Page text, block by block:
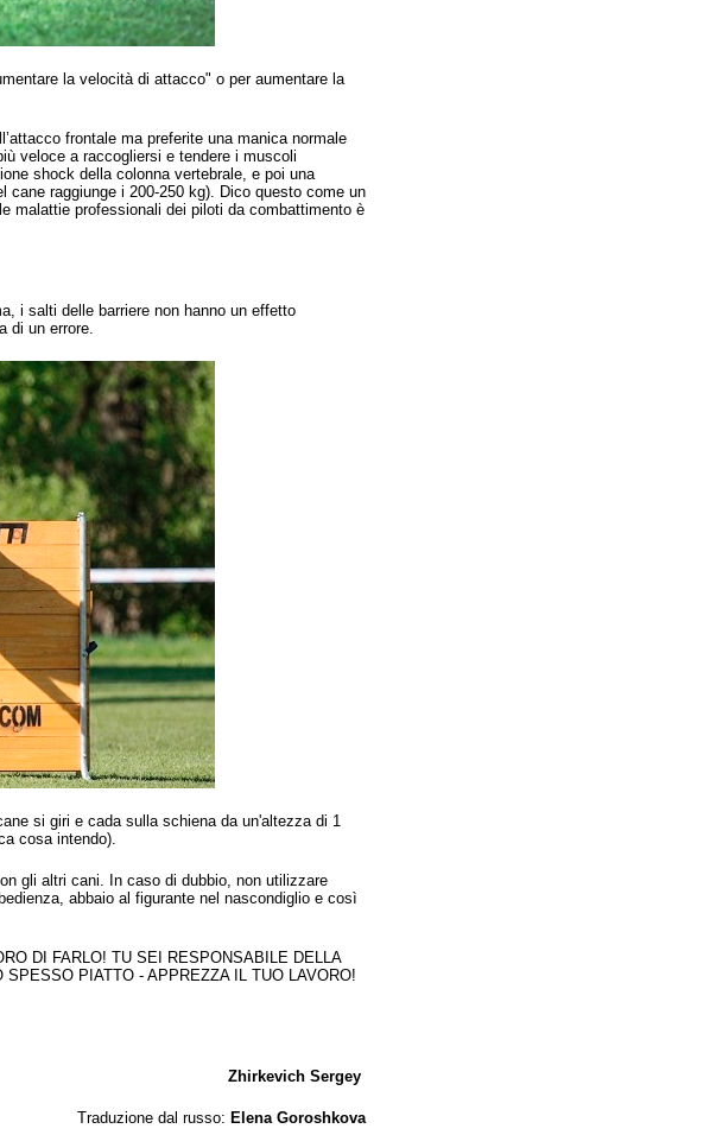
la velocità di attacco" o per aumentare la
frontale ma preferite una manica normale
veloce a raccogliersi e tendere i muscoli
shock della colonna vertebrale, e poi una
raggiunge i 200-250 kg). Dico questo come un
malattie professionali dei piloti da combattimento è
i salti delle barriere non hanno un effetto
di un errore.
si giri e cada sulla schiena da un'altezza di 1
cosa intendo).
gli altri cani. In caso di dubbio, non utilizzare
abbaio al figurante nel nascondiglio e così
DI FARLO! TU SEI RESPONSABILE DELLA
SPESSO PIATTO - APPREZZA IL TUO LAVORO!
Zhirkevich Sergey
Traduzione dal russo: Elena Goroshkova